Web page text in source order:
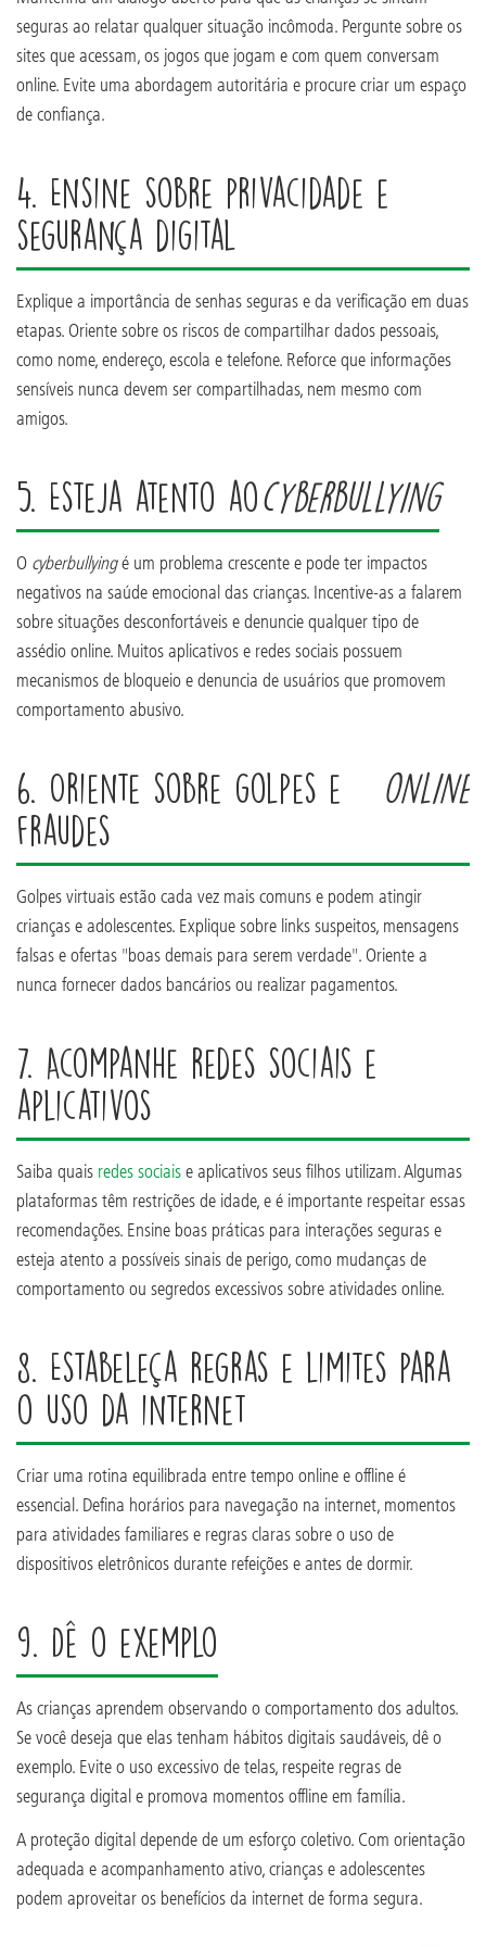
seguras ao relatar qualquer situação incômoda. Pergunte sobre os
sites que acessam, os jogos que jogam e com quem conversam
online. Evite uma abordagem autoritária e procure criar um espaço
de confiança.
4. Ensine sobre privacidade e
segurança digital
Explique a importância de senhas seguras e da verificação em duas
etapas. Oriente sobre os riscos de compartilhar dados pessoais,
como nome, endereço, escola e telefone. Reforce que informações
sensíveis nunca devem ser compartilhadas, nem mesmo com
amigos.
5. Esteja atento aocyberbullying
O cyberbullyingé um problema crescente e pode ter impactos
negativos na saúde emocional das crianças. Incentive-as a falarem
sobre situações desconfortáveis e denuncie qualquer tipo de
assédio online. Muitos aplicativos e redes sociais possuem
mecanismos de bloqueio e denuncia de usuários que promovem
comportamento abusivo.
6. Oriente sobre golpes e
fraudes
online
Golpes virtuais estão cada vez mais comuns e podem atingir
crianças e adolescentes. Explique sobre links suspeitos, mensagens
falsas e ofertas "boas demais para serem verdade". Oriente a
nunca fornecer dados bancários ou realizar pagamentos.
7. Acompanhe redes sociais e
aplicativos
Saiba quais redes sociaise aplicativos seus filhos utilizam. Algumas
plataformas têm restrições de idade, e é importante respeitar essas
recomendações. Ensine boas práticas para interações seguras e
esteja atento a possíveis sinais de perigo, como mudanças de
comportamento ou segredos excessivos sobre atividades online.
8. Estabeleça regras e limites para
o uso da internet
Criar uma rotina equilibrada entre tempo online e offline é
essencial. Defina horários para navegação na internet, momentos
para atividades familiares e regras claras sobre o uso de
dispositivos eletrônicos durante refeições e antes de dormir.
9. Dê o exemplo
As crianças aprendem observando o comportamento dos adultos.
Se você deseja que elas tenham hábitos digitais saudáveis, dê o
exemplo. Evite o uso excessivo de telas, respeite regras de
segurança digital e promova momentos offline em família.
A proteção digital depende de um esforço coletivo. Com orientação
adequada e acompanhamento ativo, crianças e adolescentes
podem aproveitar os benefícios da internet de forma segura.